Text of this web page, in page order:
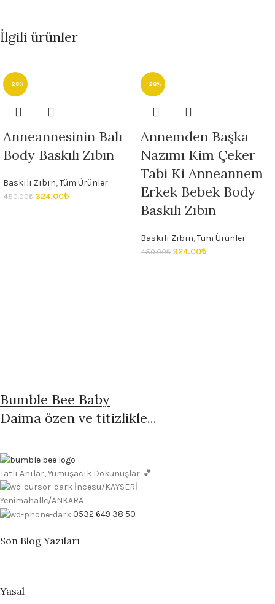
İlgili ürünler
- 28%
Anneannesinin Balı
Body Baskılı Zıbın
Baskılı Zıbın,Tüm Ürünler
450.00₺ 324.00₺
- 28%
Annemden Başka
Nazımı Kim Çeker
Tabi Ki Anneannem
Erkek Bebek Body
Baskılı Zıbın
Baskılı Zıbın,Tüm Ürünler
450.00₺ 324.00₺
Bumble Bee Baby
Daima özen ve titizlikle...
Tatlı Anılar, Yumuşacık Dokunuşlar. 💕
İncesu/KAYSERİ
Yenimahalle/ANKARA
0532 649 38 50
Son Blog Yazıları
Yasal